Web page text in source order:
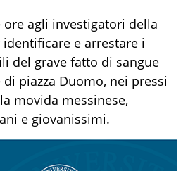
ore agli investigatori della
e arrestare i
del grave fatto di sangue
piazza Duomo, nei pressi
movida messinese,
e giovanissimi.